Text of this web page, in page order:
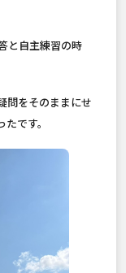
と自主練習の時
問をそのままにせ
です。